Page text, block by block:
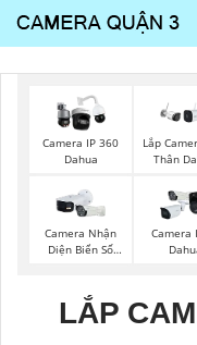
Camera IP 360
Dahua
Lắp
Thân
Camera Nhận
Diện Biển Số
Camera
LẮP